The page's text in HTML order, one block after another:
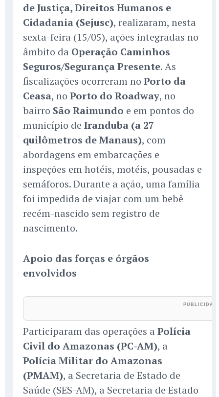
de Justiça, Direitos Humanos e
Cidadania (Sejusc), realizaram, nesta
sexta-feira (15/05), ações integradas no
âmbito da Operação Caminhos
Seguros/Segurança Presente. As
fiscalizações ocorreram no Porto da
Ceasa, no Porto do Roadway, no
bairro São Raimundo e em pontos do
município de Iranduba (a 27
quilômetros de Manaus), com
abordagens em embarcações e
inspeções em hotéis, motéis, pousadas e
semáforos. Durante a ação, uma família
foi impedida de viajar com um bebê
recém-nascido sem registro de
nascimento.
Apoio das forças e órgãos
envolvidos
Participaram das operações a Polícia
Civil do Amazonas (PC-AM), a
Polícia Militar do Amazonas
(PMAM), a Secretaria de Estado de
Saúde (SES-AM), a Secretaria de Estado